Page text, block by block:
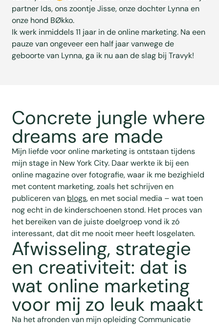
partner Ids, ons zoontje Jisse, onze dochter Lynna en
onze hond BØkko.
Ik werk inmiddels 11 jaar in de online marketing. Na een
pauze van ongeveer een half jaar vanwege de
geboorte van Lynna, ga ik nu aan de slag bij Travyk!
Concrete jungle where
dreams are made
Mijn liefde voor online marketing is ontstaan tijdens
mijn stage in New York City. Daar werkte ik bij een
online magazine over fotografie, waar ik me bezighield
met content marketing, zoals het schrijven en
publiceren van blogs, en met social media – wat toen
nog echt in de kinderschoenen stond. Het proces van
het bereiken van de juiste doelgroep vond ik zó
interessant, dat dit me nooit meer heeft losgelaten.
Afwisseling, strategie
en creativiteit: dat is
wat online marketing
voor mij zo leuk maakt
Na het afronden van mijn opleiding Communicatie